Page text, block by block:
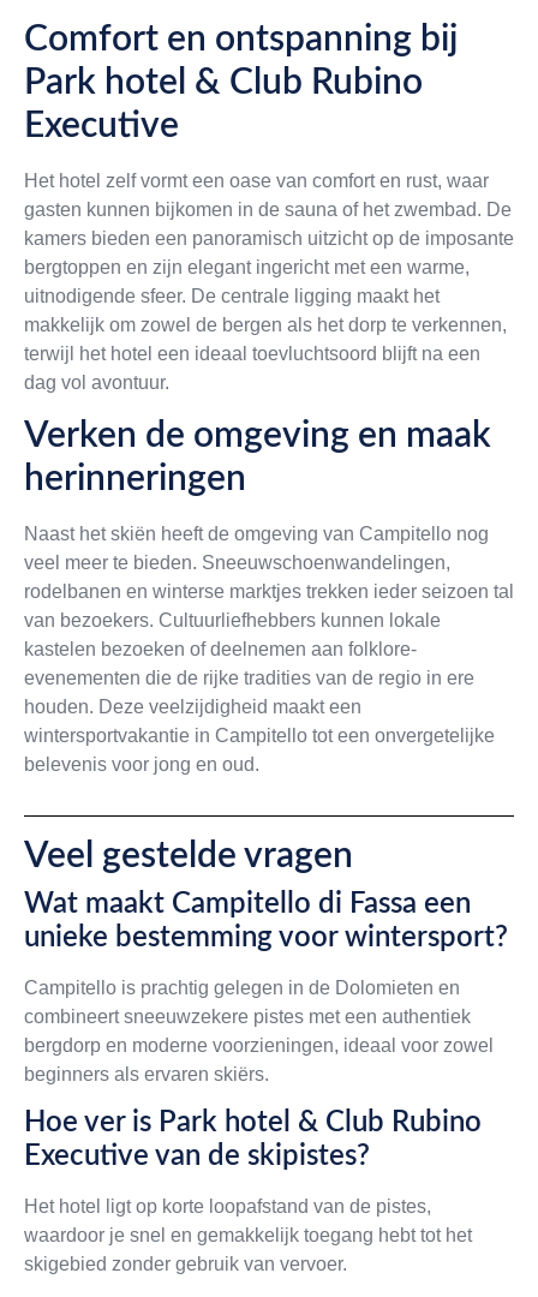
Comfort en ontspanning bij
Park hotel & Club Rubino
Executive
Het hotel zelf vormt een oase van comfort en rust, waar
gasten kunnen bijkomen in de sauna of het zwembad. De
kamers bieden een panoramisch uitzicht op de imposante
bergtoppen en zijn elegant ingericht met een warme,
uitnodigende sfeer. De centrale ligging maakt het
makkelijk om zowel de bergen als het dorp te verkennen,
terwijl het hotel een ideaal toevluchtsoord blijft na een
dag vol avontuur.
Verken de omgeving en maak
herinneringen
Naast het skiën heeft de omgeving van Campitello nog
veel meer te bieden. Sneeuwschoenwandelingen,
rodelbanen en winterse marktjes trekken ieder seizoen tal
van bezoekers. Cultuurliefhebbers kunnen lokale
kastelen bezoeken of deelnemen aan folklore-
evenementen die de rijke tradities van de regio in ere
houden. Deze veelzijdigheid maakt een
wintersportvakantie in Campitello tot een onvergetelijke
belevenis voor jong en oud.
Veel gestelde vragen
Wat maakt Campitello di Fassa een
unieke bestemming voor wintersport?
Campitello is prachtig gelegen in de Dolomieten en
combineert sneeuwzekere pistes met een authentiek
bergdorp en moderne voorzieningen, ideaal voor zowel
beginners als ervaren skiërs.
Hoe ver is Park hotel & Club Rubino
Executive van de skipistes?
Het hotel ligt op korte loopafstand van de pistes,
waardoor je snel en gemakkelijk toegang hebt tot het
skigebied zonder gebruik van vervoer.